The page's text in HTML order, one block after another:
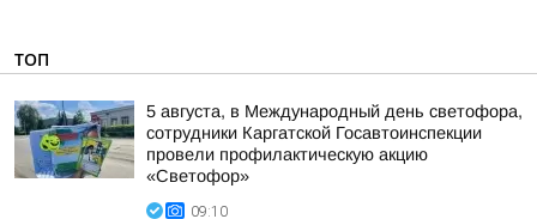
ТОП
5 августа, в Международный день светофора,
сотрудники Каргатской Госавтоинспекции
провели профилактическую акцию
«Светофор»
09:10